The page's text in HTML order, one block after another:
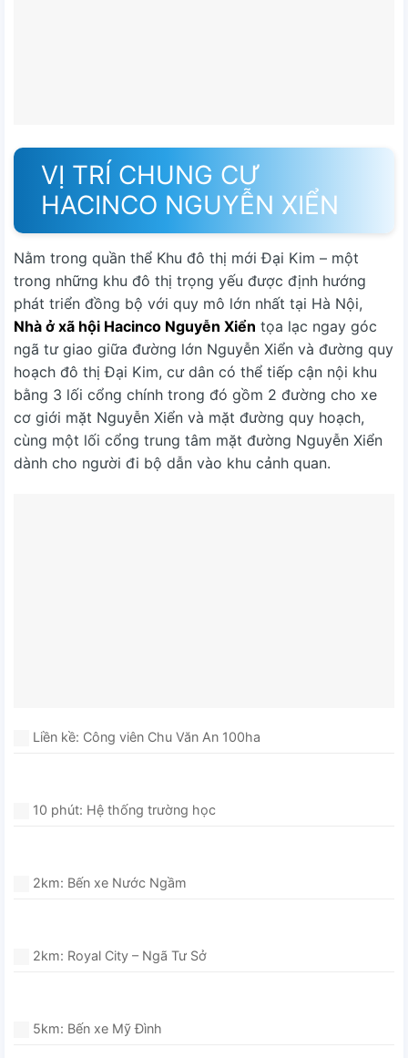
VỊ TRÍ CHUNG CƯ
HACINCO NGUYỄN XIỂN
Nằm trong quần thể Khu đô thị mới Đại Kim – một
trong những khu đô thị trọng yếu được định hướng
phát triển đồng bộ với quy mô lớn nhất tại Hà Nội,
Nhà ở xã hội Hacinco Nguyễn Xiển tọa lạc ngay góc
ngã tư giao giữa đường lớn Nguyễn Xiển và đường quy
hoạch đô thị Đại Kim, cư dân có thể tiếp cận nội khu
bằng 3 lối cổng chính trong đó gồm 2 đường cho xe
cơ giới mặt Nguyễn Xiển và mặt đường quy hoạch,
cùng một lối cổng trung tâm mặt đường Nguyễn Xiển
dành cho người đi bộ dẫn vào khu cảnh quan.
Liền kề: Công viên Chu Văn An 100ha
10 phút: Hệ thống trường học
2km: Bến xe Nước Ngầm
2km: Royal City – Ngã Tư Sở
5km: Bến xe Mỹ Đình